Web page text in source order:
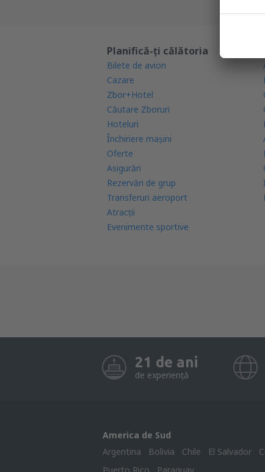
Planifică-ți călătoria
Bilete de avion
Cazare
Zbor+Hotel
Căutare Zboruri
Hoteluri
Închiriere mașini
Oferte
Asigurări
Rezervări de grup
Transferuri aeroport
Atracţii
Evenimente sportive
21 de ani
de experiență
America de Sud
Argentina
Bolivia Chile El Salvador